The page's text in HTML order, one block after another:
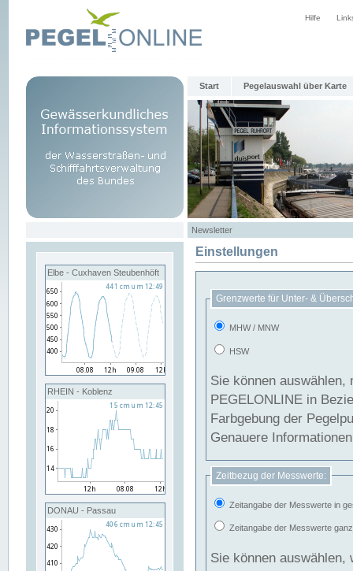
Hilfe
Start Pegelauswahl über Karte
Newsletter
Elbe - Cuxhaven Steubenhöft
RHEIN - Koblenz
DONAU - Passau
Einstellungen
Grenzwerte für Unter- &
MHW / MNW
HSW
Sie können
PEGELONLINE in Beziehung
Farbgebung der
Genauere
Zeitbezug der Messwerte:
Zeitangabe der Messwerte in
Zeitangabe der Messwerte
Sie können auswählen,